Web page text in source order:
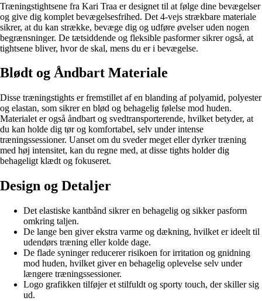
Træningstightsene fra Kari Traa er designet til at følge dine bevægelser
og give dig komplet bevægelsesfrihed. Det 4-vejs strækbare materiale
sikrer, at du kan strække, bevæge dig og udføre øvelser uden nogen
begrænsninger. De tætsiddende og fleksible pasformer sikrer også, at
tightsene bliver, hvor de skal, mens du er i bevægelse.
Blødt og Åndbart Materiale
Disse træningstights er fremstillet af en blanding af polyamid, polyester
og elastan, som sikrer en blød og behagelig følelse mod huden.
Materialet er også åndbart og svedtransporterende, hvilket betyder, at
du kan holde dig tør og komfortabel, selv under intense
træningssessioner. Uanset om du sveder meget eller dyrker træning
med høj intensitet, kan du regne med, at disse tights holder dig
behageligt klædt og fokuseret.
Design og Detaljer
Det elastiske kantbånd sikrer en behagelig og sikker pasform
omkring taljen.
De lange ben giver ekstra varme og dækning, hvilket er ideelt til
udendørs træning eller kolde dage.
De flade syninger reducerer risikoen for irritation og gnidning
mod huden, hvilket giver en behagelig oplevelse selv under
længere træningssessioner.
Logo grafikken tilføjer et stilfuldt og sporty touch, der skiller sig
ud.